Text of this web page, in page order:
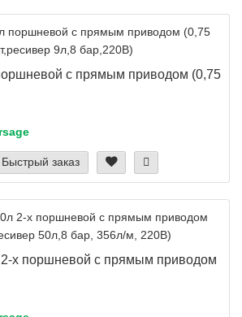
с прямым приводом (0,75
Быстрый заказ
х поршневой с прямым приводом